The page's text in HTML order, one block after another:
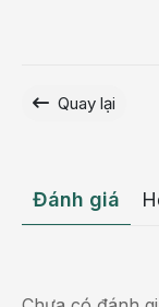
Có nhiều
chảy mãn
Để điều trị
Quay lại
Đánh giá